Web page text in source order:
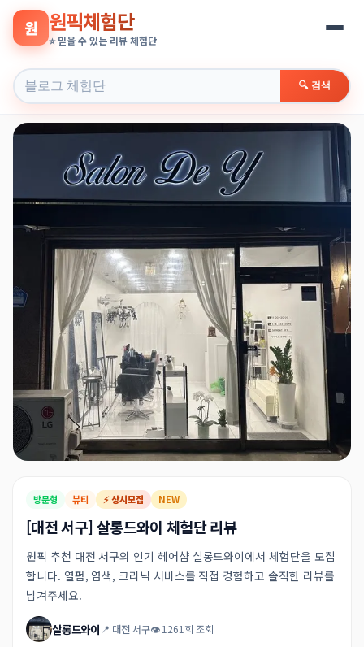
원 원픽체험단
⭐ 믿을 수 있는 리뷰 체험단
🔍 검색
방문형 뷰티 ⚡ 상시모집 NEW
[대전 서구] 살롱드와이 체험단 리뷰
원픽 추천 대전 서구의 인기 헤어샵 살롱드와이에서 체험단을 모집
합니다. 열펌, 염색, 크리닉 서비스를 직접 경험하고 솔직한 리뷰를
남겨주세요.
살롱드와이 📍 대전 서구👁 1261회 조회